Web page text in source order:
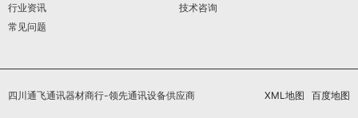
行业资讯
常见问题
技术咨询
四川通飞通讯器材商行-领先通讯设备供应商 XML地图 百度地图